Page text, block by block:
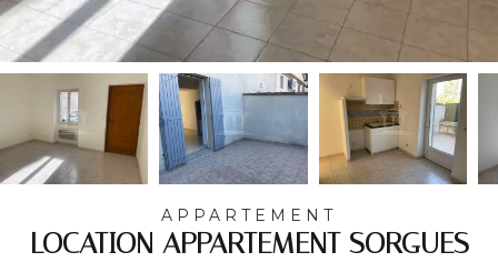
APPARTEMENT
LOCATION APPARTEMENT SORGUES